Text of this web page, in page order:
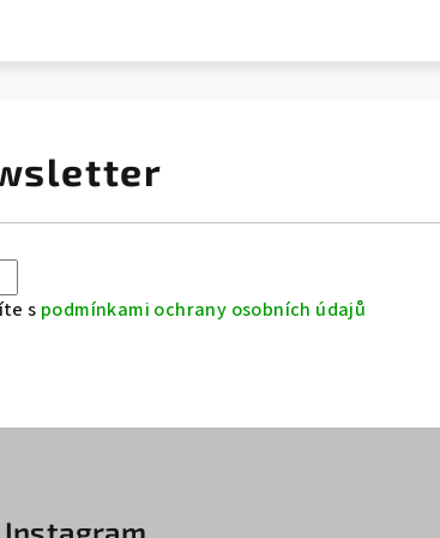
s podmínkami ochrany osobních údajů